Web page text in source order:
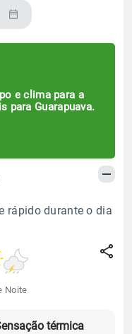
e clima para a
para Guarapuava.
rápido durante o dia
Noite
térmica